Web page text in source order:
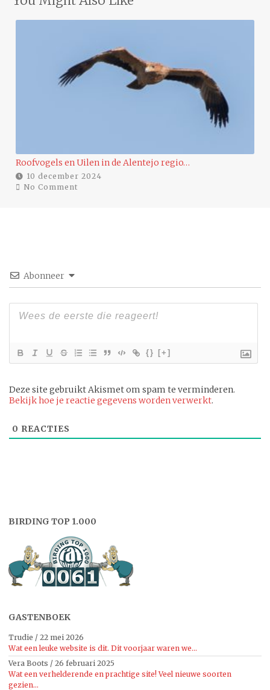
Roofvogels en Uilen in de Alentejo regio…
10 december 2024
No Comment
Abonneer
{} [+]
Deze site gebruikt Akismet om spam te verminderen.
Bekijk hoe je reactie gegevens worden verwerkt.
0 REACTIES
BIRDING TOP 1.000
GASTENBOEK
Trudie / 22 mei 2026
Wat een leuke website is dit. Dit voorjaar waren we...
Vera Boots / 26 februari 2025
Wat een verhelderende en prachtige site! Veel nieuwe soorten
gezien...